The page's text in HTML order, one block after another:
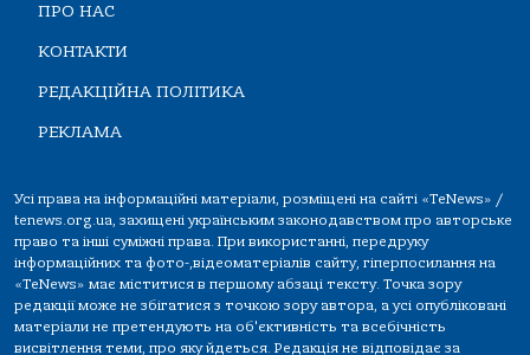
ПРО НАС
КОНТАКТИ
РЕДАКЦІЙНА ПОЛІТИКА
РЕКЛАМА
Усі права на інформаційні матеріали, розміщені на сайті «TeNews» /
tenews.org.ua, захищені українським законодавством про авторське
право та інші суміжні права. При використанні, передруку
інформаційних та фото-,відеоматеріалів сайту, гіперпосилання на
«TeNews» має міститися в першому абзаці тексту. Точка зору
редакції може не збігатися з точкою зору автора, а усі опубліковані
матеріали не претендують на об'єктивність та всебічність
висвітлення теми, про яку йдеться. Редакція не відповідає за